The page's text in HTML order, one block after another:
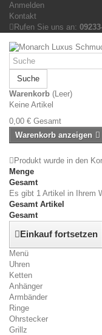
Anmelden
Kontakt
Rufen Sie uns an:
Suche
Warenkorb (Leer)
Keine Artikel
0,00 € Gesamt
Warenkorb anzeigen
Produkt wurde in den
Menge
Gesamt
Es gibt 1 Artikel in Ihrem
Gesamt Artikel
Gesamt
Einkauf fortsetzen
Menü
Uhren
Ketten
Anhänger
Armbänder
Ringe
Ohrstecker
Grillz